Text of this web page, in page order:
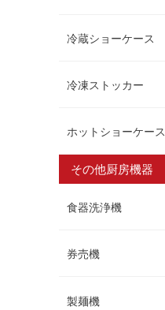
冷蔵ショーケース
冷凍ストッカー
ホットショーケース
その他厨房機器
食器洗浄機
券売機
製麺機